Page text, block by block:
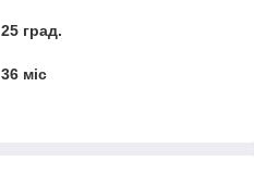
25 град.
36 міс